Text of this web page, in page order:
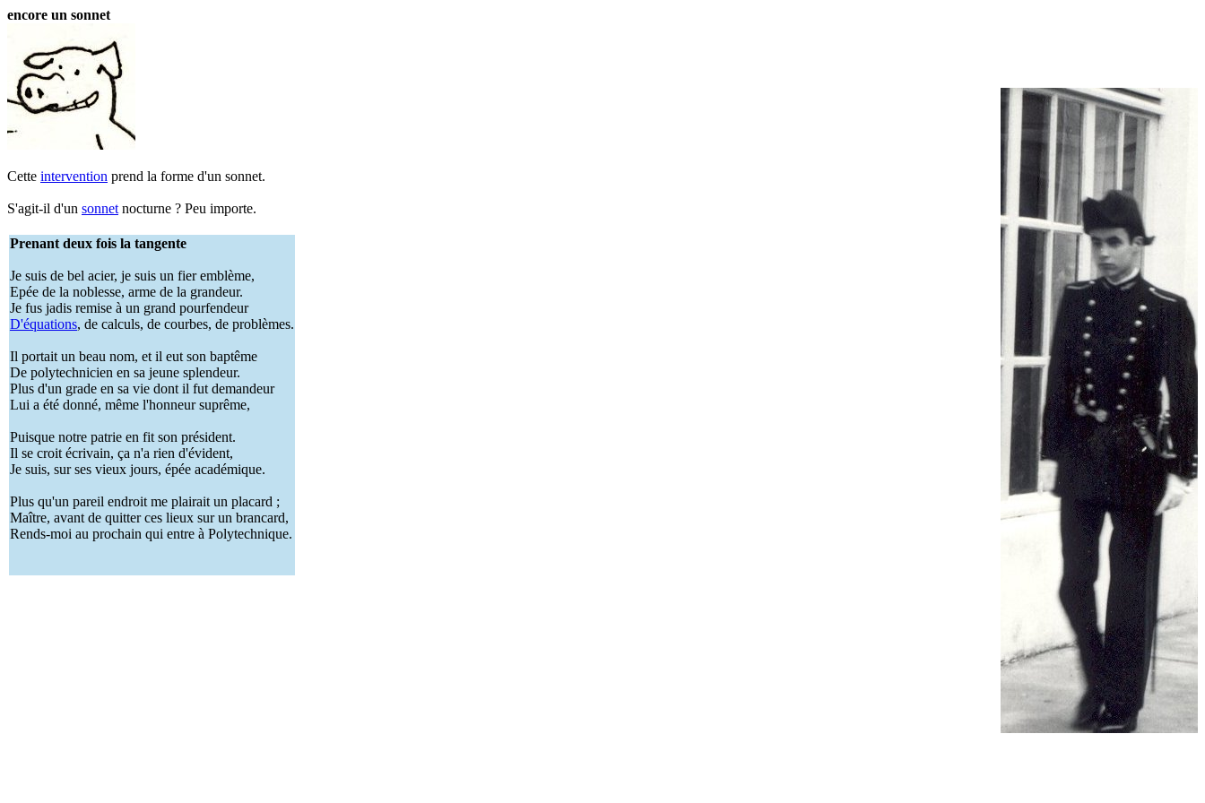
encore un sonnet
Cette intervention prend la forme d'un sonnet.
S'agit-il d'un sonnet nocturne ? Peu importe.
Prenant deux fois la tangente
Je suis de bel acier, je suis un fier emblème,
Epée de la noblesse, arme de la grandeur.
Je fus jadis remise à un grand pourfendeur
D'équations, de calculs, de courbes, de problèmes.
Il portait un beau nom, et il eut son baptême
De polytechnicien en sa jeune splendeur.
Plus d'un grade en sa vie dont il fut demandeur
Lui a été donné, même l'honneur suprême,
Puisque notre patrie en fit son président.
Il se croit écrivain, ça n'a rien d'évident,
Je suis, sur ses vieux jours, épée académique.
Plus qu'un pareil endroit me plairait un placard ;
Maître, avant de quitter ces lieux sur un brancard,
Rends-moi au prochain qui entre à Polytechnique.